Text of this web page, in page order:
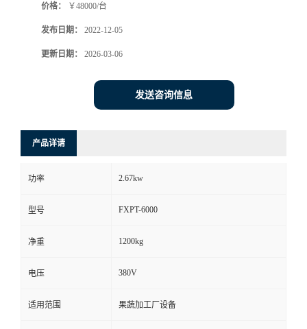
价格： ￥48000/台
发布日期： 2022-12-05
更新日期： 2026-03-06
发送咨询信息
产品详请
功率 2.67kw
型号 FXPT-6000
净重 1200kg
电压 380V
适用范围 果蔬加工厂设备